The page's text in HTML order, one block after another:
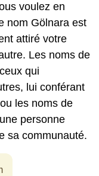
voulez en
nom Gölnara est
attiré votre
Les noms de
qui
lui conférant
les noms de
personne
sa communauté.